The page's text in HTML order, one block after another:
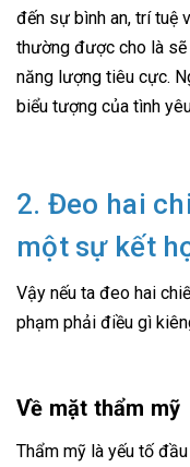
đến sự bình an, trí tuệ
thường được cho là sẽ
năng lượng tiêu cực.
biểu tượng của tình
2. Đeo hai
một sự kết
Vậy nếu ta đeo hai
phạm phải điều gì
Về mặt thẩm mỹ
Thẩm mỹ là yếu tố